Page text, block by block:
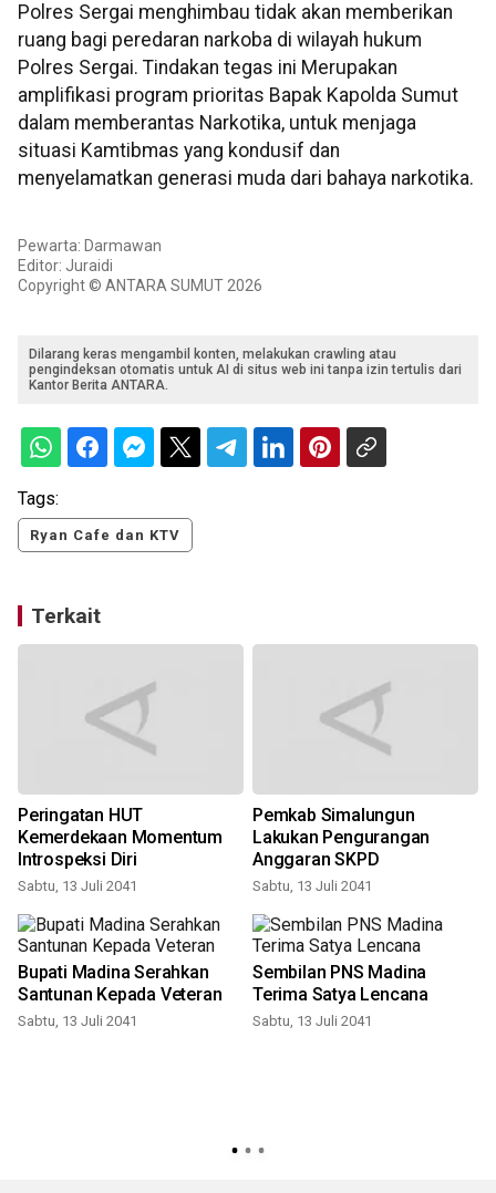
Polres Sergai menghimbau tidak akan memberikan
ruang bagi peredaran narkoba di wilayah hukum
Polres Sergai. Tindakan tegas ini Merupakan
amplifikasi program prioritas Bapak Kapolda Sumut
dalam memberantas Narkotika, untuk menjaga
situasi Kamtibmas yang kondusif dan
menyelamatkan generasi muda dari bahaya narkotika.
Pewarta: Darmawan
Editor: Juraidi
Copyright © ANTARA SUMUT 2026
Dilarang keras mengambil konten, melakukan crawling atau
pengindeksan otomatis untuk AI di situs web ini tanpa izin tertulis dari
Kantor Berita ANTARA.
Tags:
Ryan Cafe dan KTV
Terkait
Peringatan HUT
Kemerdekaan Momentum
Introspeksi Diri
Sabtu, 13 Juli 2041
Pemkab Simalungun
Lakukan Pengurangan
Anggaran SKPD
Sabtu, 13 Juli 2041
Bupati Madina Serahkan
Santunan Kepada Veteran
Sabtu, 13 Juli 2041
Sembilan PNS Madina
Terima Satya Lencana
Sabtu, 13 Juli 2041